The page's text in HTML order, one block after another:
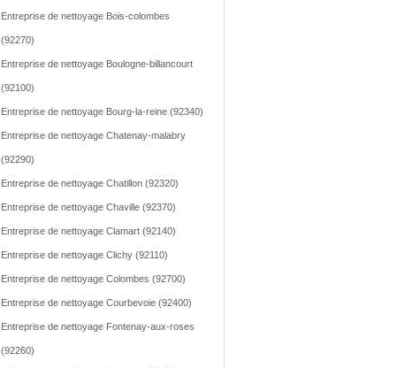
Entreprise de nettoyage Bois-colombes
(92270)
Entreprise de nettoyage Boulogne-billancourt
(92100)
Entreprise de nettoyage Bourg-la-reine (92340)
Entreprise de nettoyage Chatenay-malabry
(92290)
Entreprise de nettoyage Chatillon (92320)
Entreprise de nettoyage Chaville (92370)
Entreprise de nettoyage Clamart (92140)
Entreprise de nettoyage Clichy (92110)
Entreprise de nettoyage Colombes (92700)
Entreprise de nettoyage Courbevoie (92400)
Entreprise de nettoyage Fontenay-aux-roses
(92260)